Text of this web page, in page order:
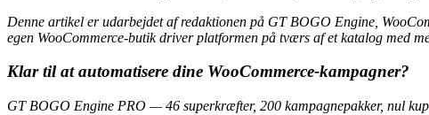
Denne artikel er udarbejdet af redaktionen på GT BOGO Engine,
egen WooCommerce-butik driver platformen på tværs af et katalog med
Klar til at automatisere dine WooCommerce-kampagner?
GT BOGO Engine PRO — 46 superkræfter, 200 kampagnepakker, nul